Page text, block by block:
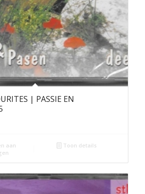
| PASSIE EN
aan
Toon details